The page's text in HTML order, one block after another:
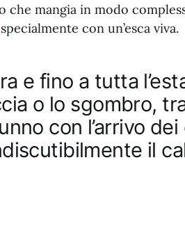
che mangia in modo
con un’esca viva.
e fino a tutta
o lo sgombro,
con l’arrivo dei
il